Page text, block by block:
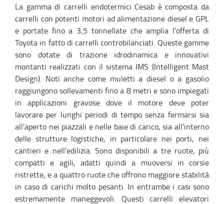
La gamma di carrelli endotermici Cesab è composta da
carrelli con potenti motori ad alimentazione diesel e GPL
e portate fino a 3,5 tonnellate che amplia l’offerta di
Toyota in fatto di carrelli controbilanciati. Queste gamme
sono dotate di trazione idrodinamica e innovativi
montanti realizzati con il sistema IMS (Intelligent Mast
Design). Noti anche come muletti a diesel o a gasolio
raggiungono sollevamenti fino a 8 metri e sono impiegati
in applicazioni gravose dove il motore deve poter
lavorare per lunghi periodi di tempo senza fermarsi sia
all’aperto nei piazzali e nelle baie di carico, sia all’interno
delle strutture logistiche, in particolare nei porti, nei
cantieri e nell’edilizia. Sono disponibili a tre ruote, più
compatti e agili, adatti quindi a muoversi in corsie
ristrette, e a quattro ruote che offrono maggiore stabilità
in caso di carichi molto pesanti. In entrambe i casi sono
estremamente maneggevoli. Questi carrelli elevatori